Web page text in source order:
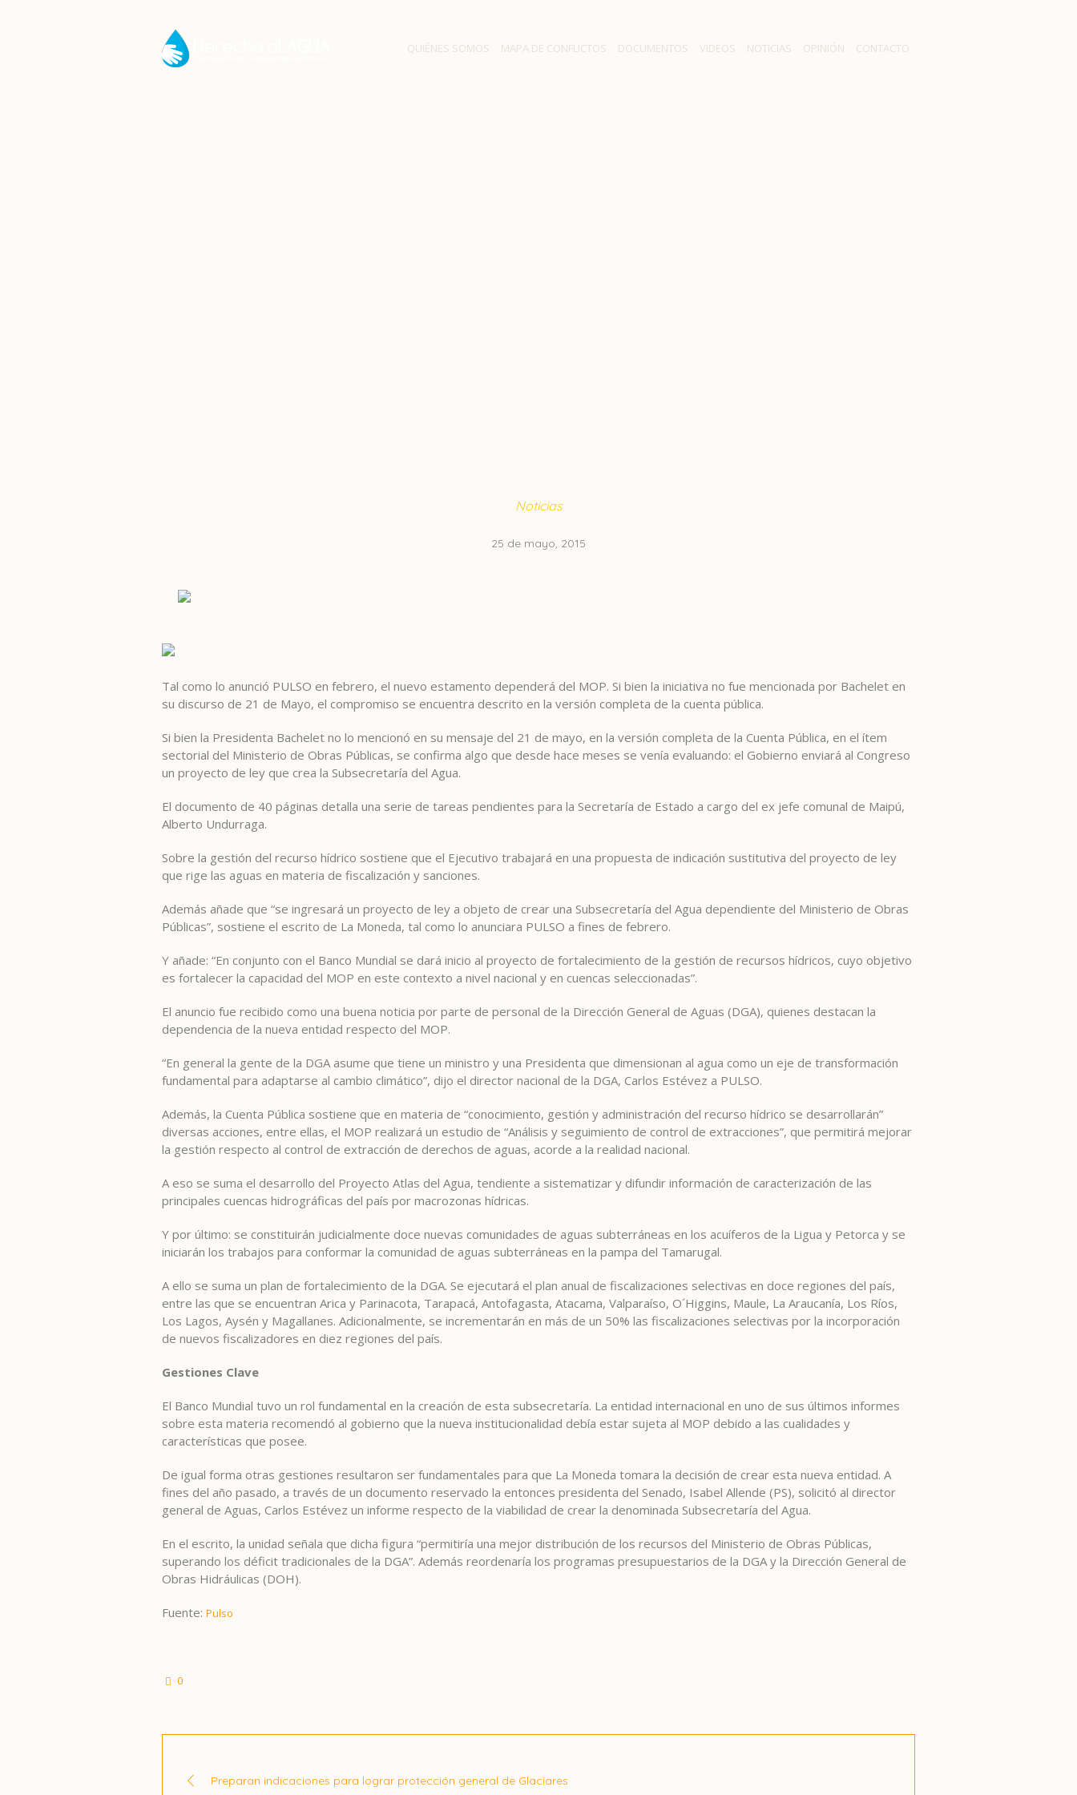
QUIÉNES SOMOS MAPA DE CONFLICTOS DOCUMENTOS VIDEOS NOTICIAS OPINIÓN CONTACTO
Noticias
25 de mayo, 2015
Tal como lo anunció PULSO en febrero, el nuevo estamento dependerá del MOP. Si bien la iniciativa no fue mencionada por Bachelet en
su discurso de 21 de Mayo, el compromiso se encuentra descrito en la versión completa de la cuenta pública.
Si bien la Presidenta Bachelet no lo mencionó en su mensaje del 21 de mayo, en la versión completa de la Cuenta Pública, en el ítem
sectorial del Ministerio de Obras Públicas, se confirma algo que desde hace meses se venía evaluando: el Gobierno enviará al Congreso
un proyecto de ley que crea la Subsecretaría del Agua.
El documento de 40 páginas detalla una serie de tareas pendientes para la Secretaría de Estado a cargo del ex jefe comunal de Maipú,
Alberto Undurraga.
Sobre la gestión del recurso hídrico sostiene que el Ejecutivo trabajará en una propuesta de indicación sustitutiva del proyecto de ley
que rige las aguas en materia de fiscalización y sanciones.
Además añade que “se ingresará un proyecto de ley a objeto de crear una Subsecretaría del Agua dependiente del Ministerio de Obras
Públicas”, sostiene el escrito de La Moneda, tal como lo anunciara PULSO a fines de febrero.
Y añade: “En conjunto con el Banco Mundial se dará inicio al proyecto de fortalecimiento de la gestión de recursos hídricos, cuyo objetivo
es fortalecer la capacidad del MOP en este contexto a nivel nacional y en cuencas seleccionadas”.
El anuncio fue recibido como una buena noticia por parte de personal de la Dirección General de Aguas (DGA), quienes destacan la
dependencia de la nueva entidad respecto del MOP.
“En general la gente de la DGA asume que tiene un ministro y una Presidenta que dimensionan al agua como un eje de transformación
fundamental para adaptarse al cambio climático”, dijo el director nacional de la DGA, Carlos Estévez a PULSO.
Además, la Cuenta Pública sostiene que en materia de “conocimiento, gestión y administración del recurso hídrico se desarrollarán”
diversas acciones, entre ellas, el MOP realizará un estudio de “Análisis y seguimiento de control de extracciones”, que permitirá mejorar
la gestión respecto al control de extracción de derechos de aguas, acorde a la realidad nacional.
A eso se suma el desarrollo del Proyecto Atlas del Agua, tendiente a sistematizar y difundir información de caracterización de las
principales cuencas hidrográficas del país por macrozonas hídricas.
Y por último: se constituirán judicialmente doce nuevas comunidades de aguas subterráneas en los acuíferos de la Ligua y Petorca y se
iniciarán los trabajos para conformar la comunidad de aguas subterráneas en la pampa del Tamarugal.
A ello se suma un plan de fortalecimiento de la DGA. Se ejecutará el plan anual de fiscalizaciones selectivas en doce regiones del país,
entre las que se encuentran Arica y Parinacota, Tarapacá, Antofagasta, Atacama, Valparaíso, O´Higgins, Maule, La Araucanía, Los Ríos,
Los Lagos, Aysén y Magallanes. Adicionalmente, se incrementarán en más de un 50% las fiscalizaciones selectivas por la incorporación
de nuevos fiscalizadores en diez regiones del país.
Gestiones Clave
El Banco Mundial tuvo un rol fundamental en la creación de esta subsecretaría. La entidad internacional en uno de sus últimos informes
sobre esta materia recomendó al gobierno que la nueva institucionalidad debía estar sujeta al MOP debido a las cualidades y
características que posee.
De igual forma otras gestiones resultaron ser fundamentales para que La Moneda tomara la decisión de crear esta nueva entidad. A
fines del año pasado, a través de un documento reservado la entonces presidenta del Senado, Isabel Allende (PS), solicitó al director
general de Aguas, Carlos Estévez un informe respecto de la viabilidad de crear la denominada Subsecretaría del Agua.
En el escrito, la unidad señala que dicha figura “permitiría una mejor distribución de los recursos del Ministerio de Obras Públicas,
superando los déficit tradicionales de la DGA”. Además reordenaría los programas presupuestarios de la DGA y la Dirección General de
Obras Hidráulicas (DOH).
Fuente: Pulso
0
Preparan indicaciones para lograr protección general de Glaciares